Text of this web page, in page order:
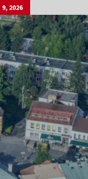
2026